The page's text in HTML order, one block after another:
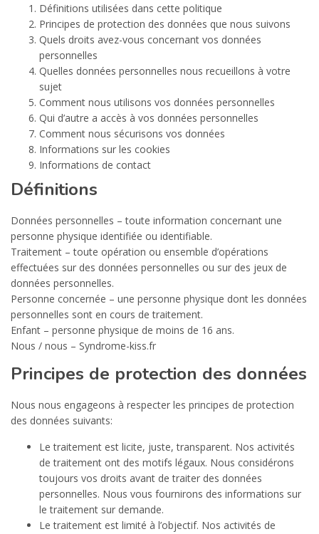
Définitions utilisées dans cette politique
Principes de protection des données que nous suivons
Quels droits avez-vous concernant vos données
personnelles
Quelles données personnelles nous recueillons à votre
sujet
Comment nous utilisons vos données personnelles
Qui d’autre a accès à vos données personnelles
Comment nous sécurisons vos données
Informations sur les cookies
Informations de contact
Définitions
Données personnelles – toute information concernant une
personne physique identifiée ou identifiable.
Traitement – toute opération ou ensemble d’opérations
effectuées sur des données personnelles ou sur des jeux de
données personnelles.
Personne concernée – une personne physique dont les données
personnelles sont en cours de traitement.
Enfant – personne physique de moins de 16 ans.
Nous / nous – Syndrome-kiss.fr
Principes de protection des données
Nous nous engageons à respecter les principes de protection
des données suivants:
Le traitement est licite, juste, transparent. Nos activités
de traitement ont des motifs légaux. Nous considérons
toujours vos droits avant de traiter des données
personnelles. Nous vous fournirons des informations sur
le traitement sur demande.
Le traitement est limité à l’objectif. Nos activités de